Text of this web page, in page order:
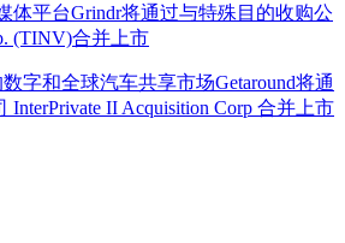
体平台Grindr将通过与特殊目的收购公
(TINV)合并上市
字和全球汽车共享市场Getaround将通
II Acquisition Corp 合并上市